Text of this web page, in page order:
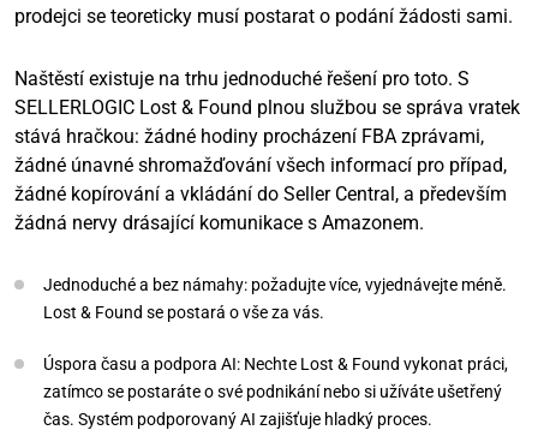
prodejci se teoreticky musí postarat o podání žádosti sami.
Naštěstí existuje na trhu jednoduché řešení pro toto. S
SELLERLOGIC Lost & Found plnou službou se správa vratek
stává hračkou: žádné hodiny procházení FBA zprávami,
žádné únavné shromažďování všech informací pro případ,
žádné kopírování a vkládání do Seller Central, a především
žádná nervy drásající komunikace s Amazonem.
Jednoduché a bez námahy: požadujte více, vyjednávejte méně.
Lost & Found se postará o vše za vás.
Úspora času a podpora AI: Nechte Lost & Found vykonat práci,
zatímco se postaráte o své podnikání nebo si užíváte ušetřený
čas. Systém podporovaný AI zajišťuje hladký proces.